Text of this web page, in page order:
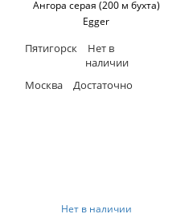
Ангора серая (200 м бухта)
Egger
Пятигорск
Нет в
наличии
Москва
Достаточно
Нет в наличии